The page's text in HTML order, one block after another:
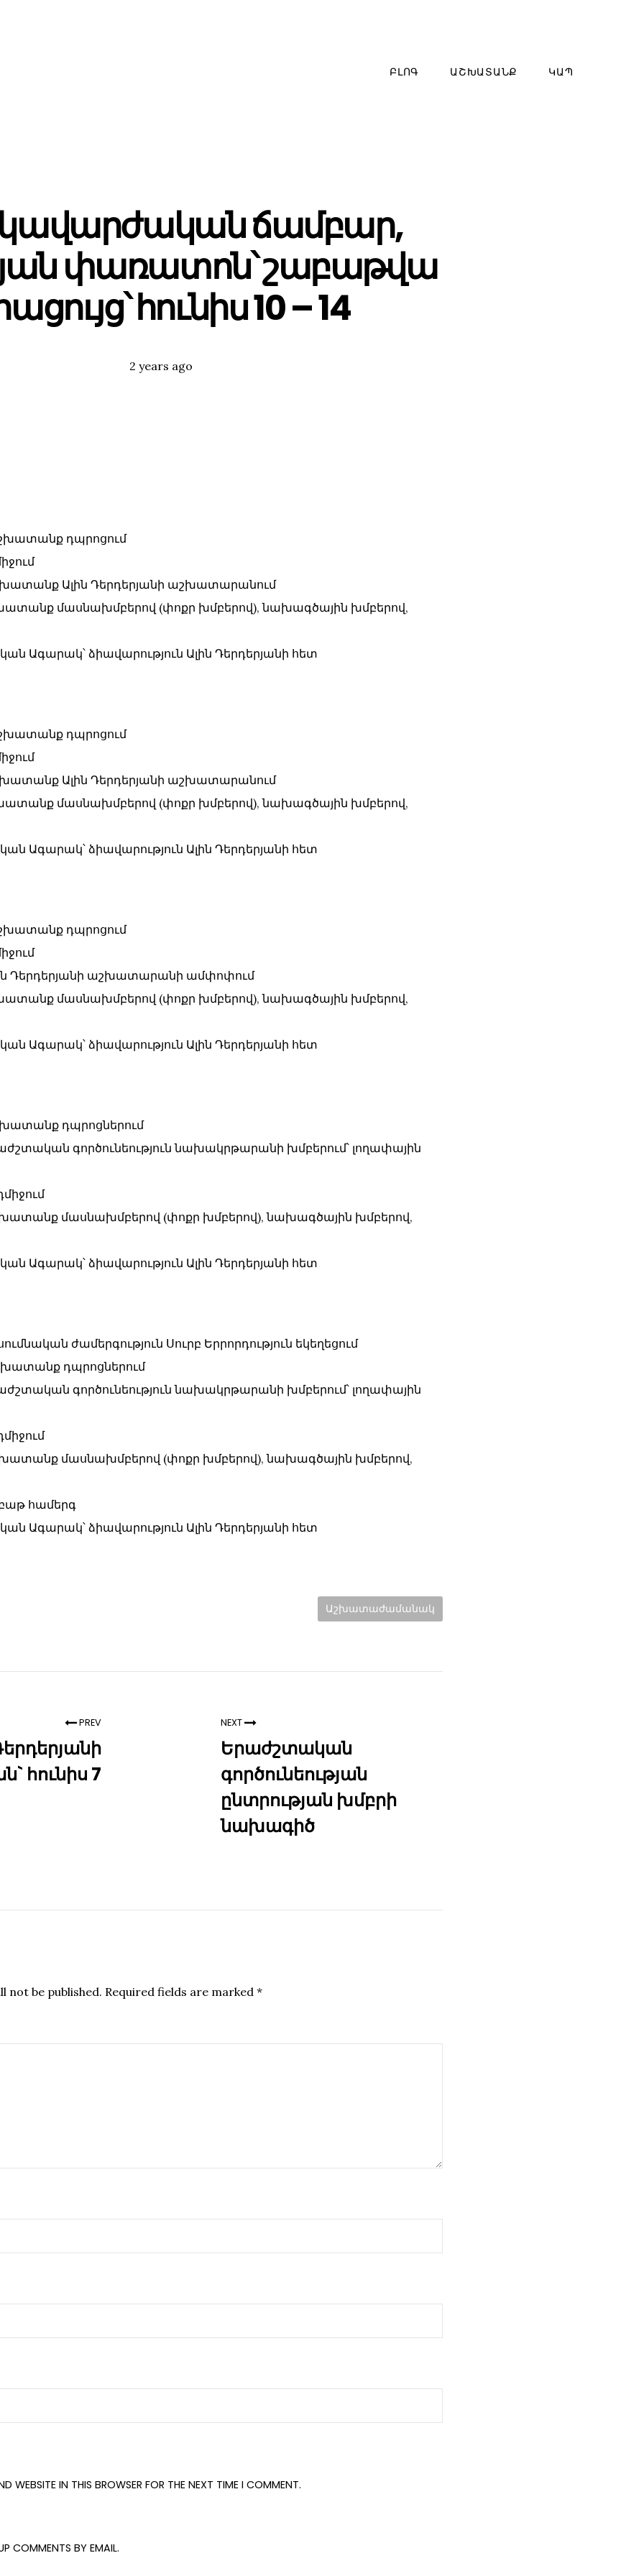
ԲԼՈԳ ԱՇԽԱՏԱՆՔ ԿԱՊ
ճամբար,
փառատոն՝ շաբաթվա
հունիս 10 – 14
Posted
2 years agoTags:
դպրոցում
Ալին Դերդերյանի աշխատարանում
մասնախմբերով (փոքր խմբերով), նախագծային խմբերով,
Ագարակ՝ ձիավարություն Ալին Դերդերյանի հետ
դպրոցում
Ալին Դերդերյանի աշխատարանում
մասնախմբերով (փոքր խմբերով), նախագծային խմբերով,
Ագարակ՝ ձիավարություն Ալին Դերդերյանի հետ
դպրոցում
Դերդերյանի աշխատարանի ամփոփում
մասնախմբերով (փոքր խմբերով), նախագծային խմբերով,
Ագարակ՝ ձիավարություն Ալին Դերդերյանի հետ
դպրոցներում
գործունեություն նախակրթարանի խմբերում՝ լողափային
աշխատանք մասնախմբերով (փոքր խմբերով), նախագծային խմբերով,
Ագարակ՝ ձիավարություն Ալին Դերդերյանի հետ
ժամերգություն Սուրբ Երրորդություն եկեղեցում
դպրոցներում
գործունեություն նախակրթարանի խմբերում՝ լողափային
աշխատանք մասնախմբերով (փոքր խմբերով), նախագծային խմբերով,
համերգ
Ագարակ՝ ձիավարություն Ալին Դերդերյանի հետ
Categories:
Աշխատաժամանակ
PREV
հունիս 7
NEXT
Երաժշտական
գործունեության
ընտրության խմբրի
նախագիծ
not be published. Required fields are marked*
WEBSITE IN THIS BROWSER FOR THE NEXT TIME I COMMENT.
COMMENTS BY EMAIL.